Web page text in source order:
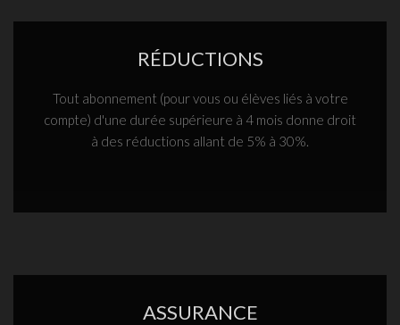
RÉDUCTIONS
Tout abonnement (pour vous ou élèves liés à votre
compte) d'une durée supérieure à 4 mois donne droit
à des réductions allant de 5% à 30%.
ASSURANCE